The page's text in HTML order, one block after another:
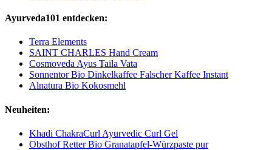
Ayurveda101 entdecken:
Terra Elements
SAINT CHARLES Hand Cream
Cosmoveda Ayus Taila Vata
Sonnentor Bio Dinkelkaffee Falscher Kaffee Instant
Alnatura Bio Kokosmehl
Neuheiten:
Khadi ChakraCurl Ayurvedic Curl Gel
Obsthof Retter Bio Granatapfel-Würzpaste pur